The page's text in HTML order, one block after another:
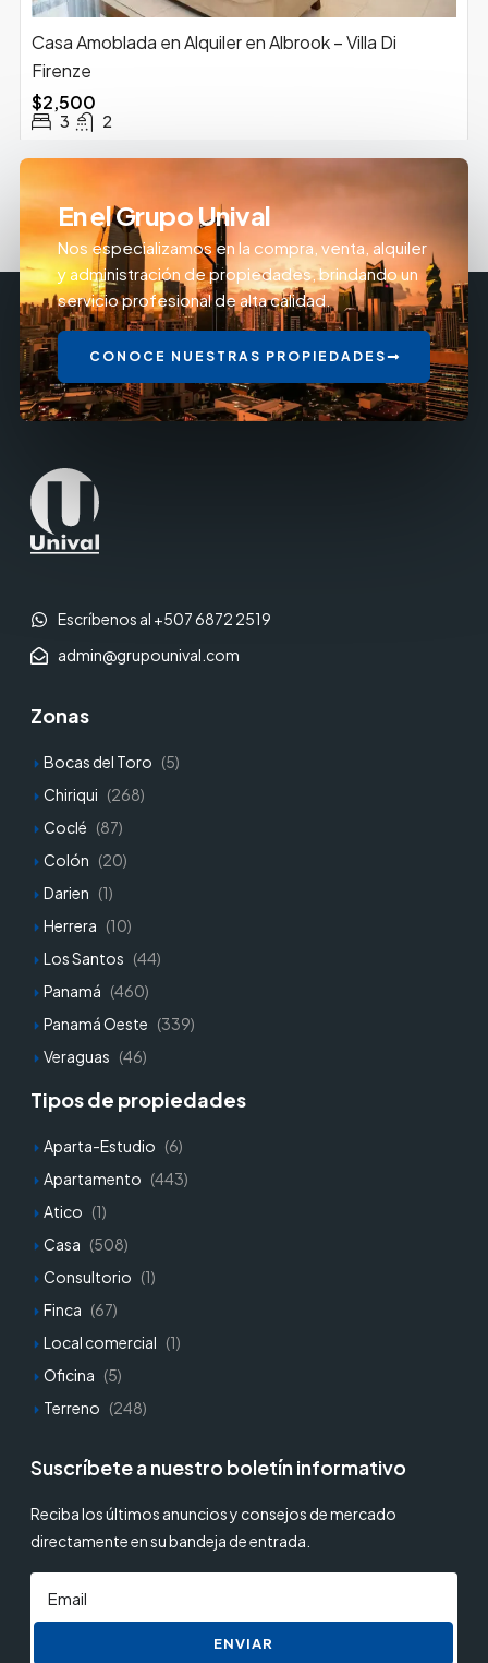
Casa Amoblada en Alquiler en Albrook – Villa Di
Firenze
$2,500
3 2
En el Grupo Unival
Nos especializamos en la compra, venta, alquiler
y administración de propiedades, brindando un
servicio profesional de alta calidad.
CONOCE NUESTRAS PROPIEDADES
Escríbenos al +507 6872 2519
admin@grupounival.com
Zonas
Bocas del Toro (5)
Chiriqui (268)
Coclé (87)
Colón (20)
Darien (1)
Herrera (10)
Los Santos (44)
Panamá (460)
Panamá Oeste (339)
Veraguas (46)
Tipos de propiedades
Aparta-Estudio (6)
Apartamento (443)
Atico (1)
Casa (508)
Consultorio (1)
Finca (67)
Local comercial (1)
Oficina (5)
Terreno (248)
Suscríbete a nuestro boletín informativo
Reciba los últimos anuncios y consejos de mercado
directamente en su bandeja de entrada.
ENVIAR